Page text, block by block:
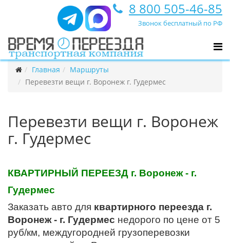
8 800 505-46-85
Звонок бесплатный по РФ
Главная
Маршруты
Перевезти вещи г. Воронеж г. Гудермес
Перевезти вещи г. Воронеж
г. Гудермес
КВАРТИРНЫЙ ПЕРЕЕЗД г. Воронеж - г.
Гудермес
Заказать авто для квартирного переезда г.
Воронеж - г. Гудермес недорого по цене от 5
руб/км, междугородней грузоперевозки